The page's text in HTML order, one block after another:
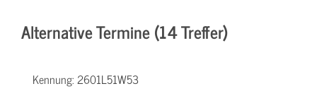
Alternative Termine (14 Treffer)
Kennung:2601L51W53